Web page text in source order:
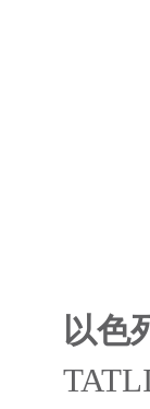
以色